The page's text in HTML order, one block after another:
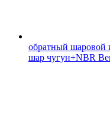
обратный шаровой
шар чугун+NBR